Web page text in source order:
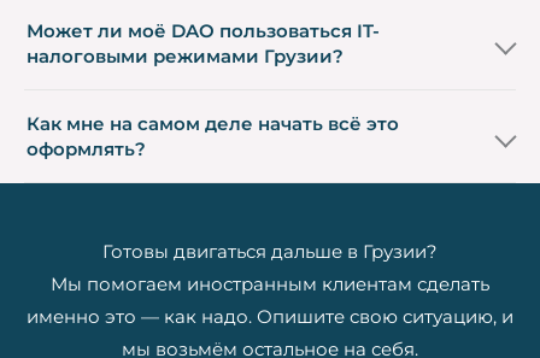
Может ли моё DAO пользоваться IT-
налоговыми режимами Грузии?
Как мне на самом деле начать всё это
оформлять?
Готовы двигаться дальше в Грузии?
Мы помогаем иностранным клиентам сделать
именно это — как надо. Опишите свою ситуацию, и
мы возьмём остальное на себя.